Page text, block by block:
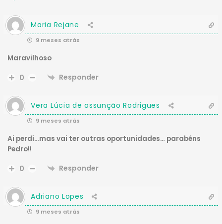
Maria Rejane
9 meses atrás
Maravilhoso
0 Responder
Vera Lúcia de assunção Rodrigues
9 meses atrás
Ai perdi…mas vai ter outras oportunidades… parabéns
Pedro!!
0 Responder
Adriano Lopes
9 meses atrás